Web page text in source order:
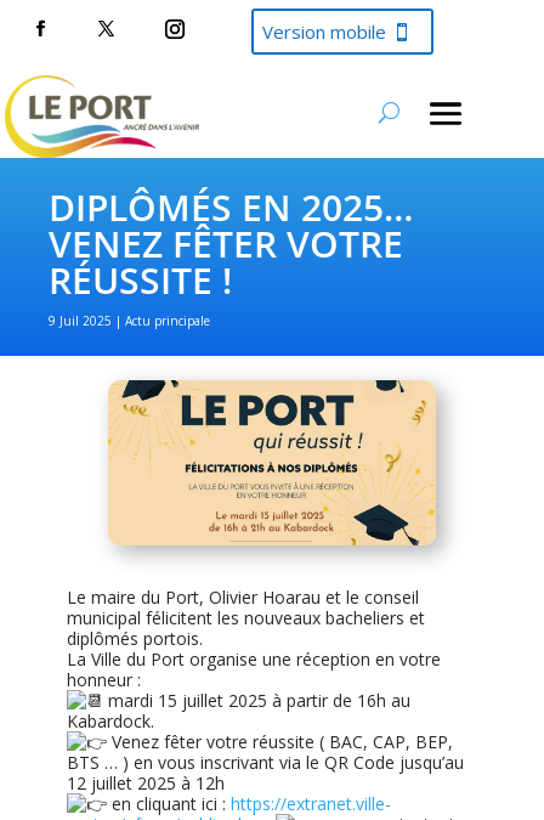
Version mobile
DIPLÔMÉS EN 2025…
VENEZ FÊTER VOTRE
RÉUSSITE !
9 Juil 2025 Actu principale
Le maire du Port, Olivier Hoarau et le conseil
municipal félicitent les nouveaux bacheliers et
diplômés portois.
La Ville du Port organise une réception en votre
honneur :
mardi 15 juillet 2025 à partir de 16h au
Kabardock.
Venez fêter votre réussite ( BAC, CAP, BEP,
BTS … ) en vous inscrivant via le QR Code jusqu’au
12 juillet 2025 à 12h
en cliquant ici : https://extranet.ville-